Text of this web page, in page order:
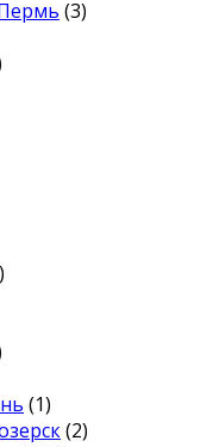
(3)
(1)
(2)